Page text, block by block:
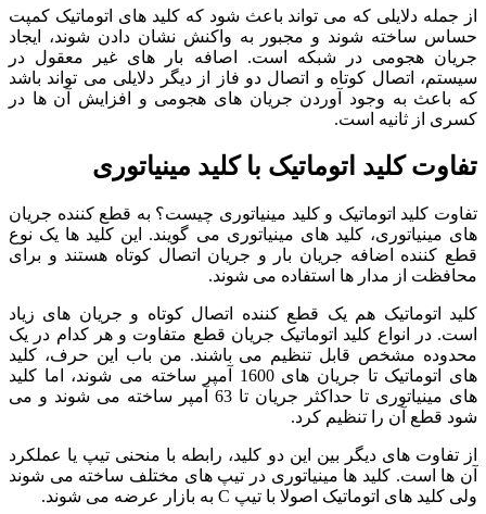
از جمله دلایلی که می تواند باعث شود که کلید های اتوماتیک کمپت
حساس ساخته شوند و مجبور به واکنش نشان دادن شوند، ایجاد
جریان هجومی در شبکه است. اصافه بار های غیر معقول در
سیستم، اتصال کوتاه و اتصال دو فاز از دیگر دلایلی می تواند باشد
که باعث به وجود آوردن جریان های هجومی و افزایش آن ها در
کسری از ثانیه است.
تفاوت کلید اتوماتیک با کلید مینیاتوری
تفاوت کلید اتوماتیک و کلید مینیاتوری چیست؟ به قطع کننده جریان
های مینیاتوری، کلید های مینیاتوری می گویند. این کلید ها یک نوع
قطع کننده اضافه جریان بار و جریان اتصال کوتاه هستند و برای
محافظت از مدار ها استفاده می شوند.
کلید اتوماتیک هم یک قطع کننده اتصال کوتاه و جریان های زیاد
است. در انواع کلید اتوماتیک جریان قطع متفاوت و هر کدام در یک
محدوده مشخص قابل تنظیم می باشند. من باب این حرف، کلید
های اتوماتیک تا جریان های 1600 آمپر ساخته می شوند، اما کلید
های مینیاتوری تا حداکثر جریان تا 63 آمپر ساخته می شوند و می
شود قطع آن را تنظیم کرد.
از تفاوت های دیگر بین این دو کلید، رابطه با منحنی تیپ یا عملکرد
آن ها است. کلید ها مینیاتوری در تیپ های مختلف ساخته می شوند
ولی کلید های اتوماتیک اصولا با تیپ C به بازار عرضه می شوند.